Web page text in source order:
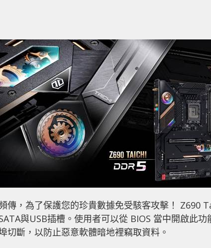
傳，為了保護您的珍貴數據免受駭客攻擊！ Z690
與USB插槽。使用者可以從 BIOS 當中開啟此
切斷，以防止惡意軟體暗地裡竊取資料。